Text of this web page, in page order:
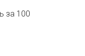
за 100